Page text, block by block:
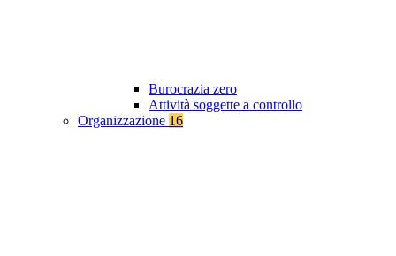
Burocrazia zero
Attività soggette a controllo
Organizzazione 16